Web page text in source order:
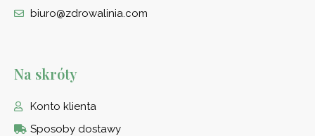
biuro@zdrowalinia.com
Na skróty
Konto klienta
Sposoby dostawy